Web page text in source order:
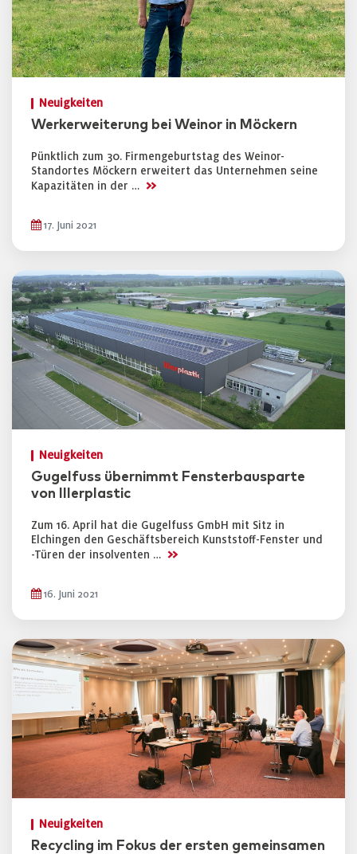
Neuigkeiten
Werkerweiterung bei Weinor in Möckern
Pünktlich zum 30. Firmengeburtstag des Weinor-
Standortes Möckern erweitert das Unternehmen seine
Kapazitäten in der … >>
17. Juni 2021
Neuigkeiten
Gugelfuss übernimmt Fensterbausparte
von Illerplastic
Zum 16. April hat die Gugelfuss GmbH mit Sitz in
Elchingen den Geschäftsbereich Kunststoff-Fenster und
-Türen der insolventen … >>
16. Juni 2021
Neuigkeiten
Recycling im Fokus der ersten gemeinsamen